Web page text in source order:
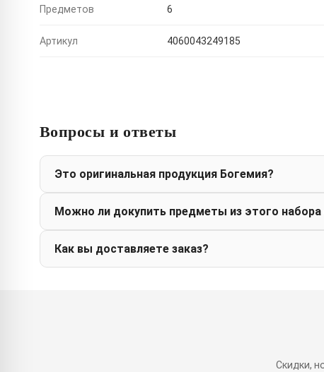
Предметов 6
Артикул 4060043249185
Вопросы и ответы
Это оригинальная продукция Богемия?
Можно ли докупить предметы из этого набора
Как вы доставляете заказ?
Скидки,